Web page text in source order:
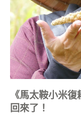
《馬太鞍小米
回來了！